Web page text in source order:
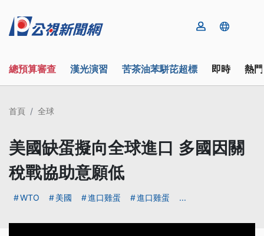
總預算審查 漢光演習 苦茶油苯駢芘超標 即時 熱
首頁 全球
美國缺蛋擬向全球進口 多國因關
稅戰協助意願低
WTO 美國 進口雞蛋 進口雞蛋 ...